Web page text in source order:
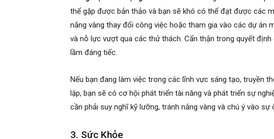
thể gặp được bản thảo và bạn sẽ khó có thể đạt được các
nắng vàng thay đổi công việc hoặc tham gia vào các dự án
và nỗ lực vượt qua các thử thách. Cẩn thận trong quyết
lầm đáng tiếc.
Nếu bạn đang làm việc trong các lĩnh vực sáng tạo, truyền
lập, bạn sẽ có cơ hội phát triển tài năng và phát triển sự
cần phải suy nghĩ kỹ lưỡng, tránh nắng vàng và chú ý vào sự
3. Sức Khỏe